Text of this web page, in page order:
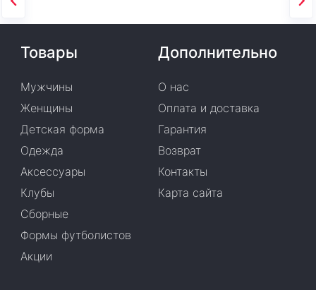
Товары
Мужчины
Женщины
Детская форма
Одежда
Аксессуары
Клубы
Сборные
Формы футболистов
Акции
Дополнительно
О нас
Оплата и доставка
Гарантия
Возврат
Контакты
Карта сайта